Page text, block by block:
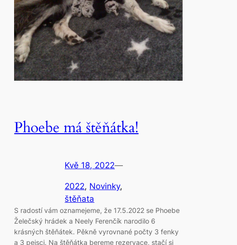
Phoebe má štěňátka!
Kvě 18, 2022—
2022, Novinky
štěňata
S radostí vám oznamejeme, že 17.5.2022 se Phoebe
Želečský hrádek a Neely Ferenčík narodilo 6
krásných štěňátek. Pěkně vyrovnané počty 3 fenky
a 3 pejsci. Na štěňátka bereme rezervace, stačí si